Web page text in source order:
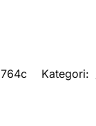
764c Kategori: